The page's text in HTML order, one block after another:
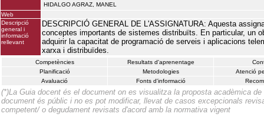
HIDALGO AGRAZ, MANEL
Web
Descripció
general i
informació
rellevant
DESCRIPCIÓ GENERAL DE L'ASSIGNATURA: Aquesta
conceptes importants de sistemes distribuïts. En particular, un
adquirir la capacitat de programació de serveis i aplicacions
xarxa i distribuïdes.
Competències Resultats d'aprenentage
Planificació
Metodologies
Atenció
Avaluació
Fonts d'informació
(*)La Guia docent és el document on es visualitza la proposta acadèmica
document és públic i no es pot modificar, llevat de casos excepcionals
competent/ o degudament revisats d'acord amb la normativa vigent